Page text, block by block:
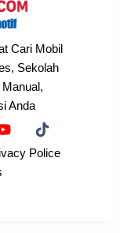
Cari Mobil
Sekolah
Anda
Police